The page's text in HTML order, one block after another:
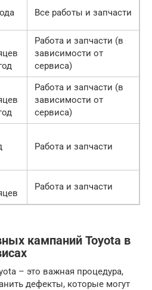
Все работы и запчасти
Работа и запчасти (в
зависимости от
сервиса)
Работа и запчасти (в
зависимости от
сервиса)
Работа и запчасти
Работа и запчасти
кампаний Toyota в
– это важная процедура,
дефекты, которые могут